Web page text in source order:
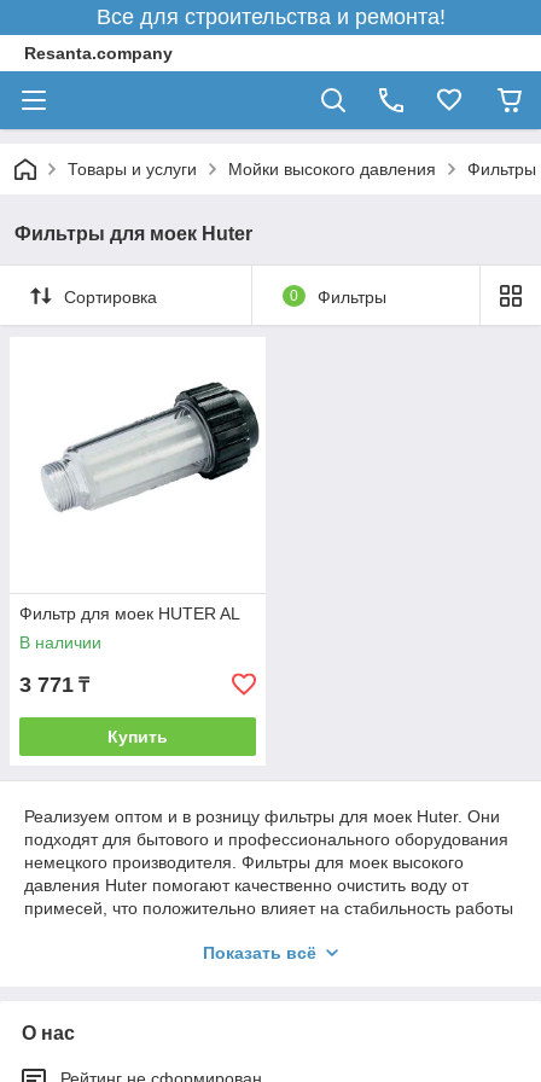
Все для строительства и ремонта!
Resanta.company
Товары и услуги Мойки высокого давления Фильтры
Фильтры для моек Huter
Сортировка 0 Фильтры
Фильтр для моек HUTER AL
В наличии
3 771 ₸
Купить
Реализуем оптом и в розницу фильтры для моек Huter. Они
подходят для бытового и профессионального оборудования
немецкого производителя. Фильтры для моек высокого
давления Huter помогают качественно очистить воду от
примесей, что положительно влияет на стабильность работы
недорого стоит. Реализуем оригинальные фильтры для
Показать всё
О нас